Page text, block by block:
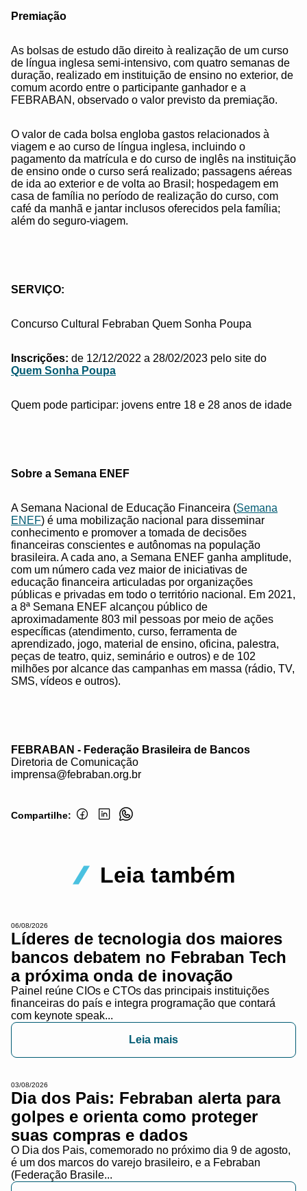
Premiação
As bolsas de estudo dão direito à realização de um curso
de língua inglesa semi-intensivo, com quatro semanas de
duração, realizado em instituição de ensino no exterior, de
comum acordo entre o participante ganhador e a
FEBRABAN, observado o valor previsto da premiação.
O valor de cada bolsa engloba gastos relacionados à
viagem e ao curso de língua inglesa, incluindo o
pagamento da matrícula e do curso de inglês na instituição
de ensino onde o curso será realizado; passagens aéreas
de ida ao exterior e de volta ao Brasil; hospedagem em
casa de família no período de realização do curso, com
café da manhã e jantar inclusos oferecidos pela família;
além do seguro-viagem.
SERVIÇO:
Concurso Cultural Febraban Quem Sonha Poupa
Inscrições: de 12/12/2022 a 28/02/2023 pelo site do
Quem Sonha Poupa
Quem pode participar: jovens entre 18 e 28 anos de idade
Sobre a Semana ENEF
A Semana Nacional de Educação Financeira (Semana
ENEF) é uma mobilização nacional para disseminar
conhecimento e promover a tomada de decisões
financeiras conscientes e autônomas na população
brasileira. A cada ano, a Semana ENEF ganha amplitude,
com um número cada vez maior de iniciativas de
educação financeira articuladas por organizações
públicas e privadas em todo o território nacional. Em 2021,
a 8ª Semana ENEF alcançou público de
aproximadamente 803 mil pessoas por meio de ações
específicas (atendimento, curso, ferramenta de
aprendizado, jogo, material de ensino, oficina, palestra,
peças de teatro, quiz, seminário e outros) e de 102
milhões por alcance das campanhas em massa (rádio, TV,
SMS, vídeos e outros).
FEBRABAN - Federação Brasileira de Bancos
Diretoria de Comunicação
imprensa@febraban.org.br
Compartilhe:
Leia também
06/08/2026
Líderes de tecnologia dos maiores
bancos debatem no Febraban Tech
a próxima onda de inovação
Painel reúne CIOs e CTOs das principais instituições
financeiras do país e integra programação que contará
com keynote speak...
Leia mais
03/08/2026
Dia dos Pais: Febraban alerta para
golpes e orienta como proteger
suas compras e dados
O Dia dos Pais, comemorado no próximo dia 9 de agosto,
é um dos marcos do varejo brasileiro, e a Febraban
(Federação Brasile...